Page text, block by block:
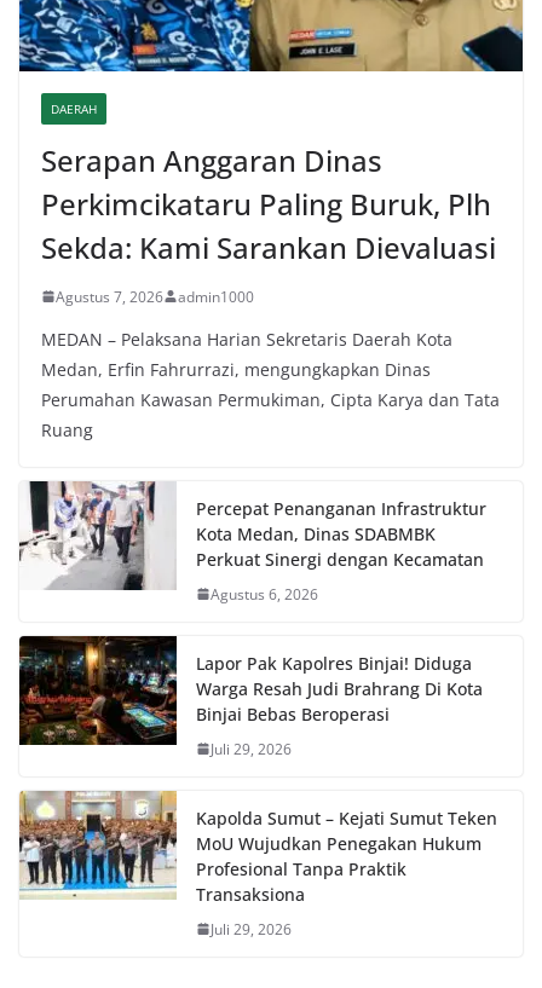
DAERAH
Serapan Anggaran Dinas
Perkimcikataru Paling Buruk, Plh
Sekda: Kami Sarankan Dievaluasi
Agustus 7, 2026 admin1000
MEDAN – Pelaksana Harian Sekretaris Daerah Kota
Medan, Erfin Fahrurrazi, mengungkapkan Dinas
Perumahan Kawasan Permukiman, Cipta Karya dan Tata
Ruang
Percepat Penanganan Infrastruktur
Kota Medan, Dinas SDABMBK
Perkuat Sinergi dengan Kecamatan
Agustus 6, 2026
Lapor Pak Kapolres Binjai! Diduga
Warga Resah Judi Brahrang Di Kota
Binjai Bebas Beroperasi
Juli 29, 2026
Kapolda Sumut – Kejati Sumut Teken
MoU Wujudkan Penegakan Hukum
Profesional Tanpa Praktik
Transaksiona
Juli 29, 2026